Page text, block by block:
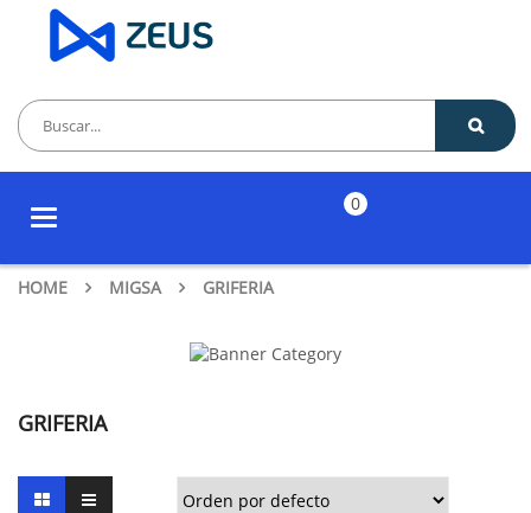
Toggle
0
HOME MIGSA GRIFERIA
GRIFERIA